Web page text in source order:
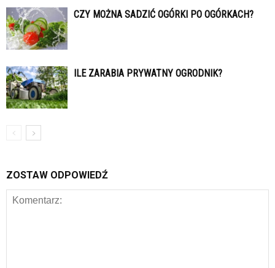
CZY MOŻNA SADZIĆ OGÓRKI PO OGÓRKACH?
ILE ZARABIA PRYWATNY OGRODNIK?
ZOSTAW ODPOWIEDŹ